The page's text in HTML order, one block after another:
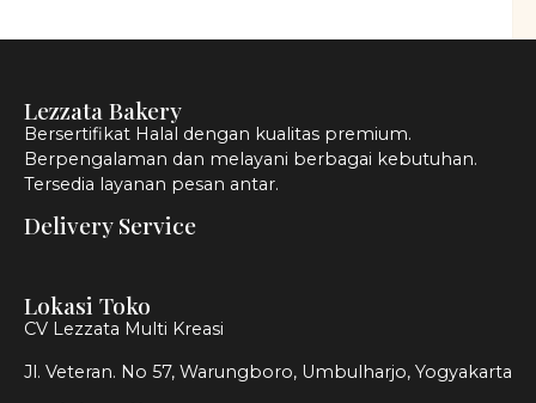
Lezzata Bakery
Bersertifikat Halal dengan kualitas premium.
Berpengalaman dan melayani berbagai kebutuhan.
Tersedia layanan pesan antar.
Delivery Service
Lokasi Toko
CV Lezzata Multi Kreasi
Jl. Veteran. No 57, Warungboro, Umbulharjo, Yogyakarta